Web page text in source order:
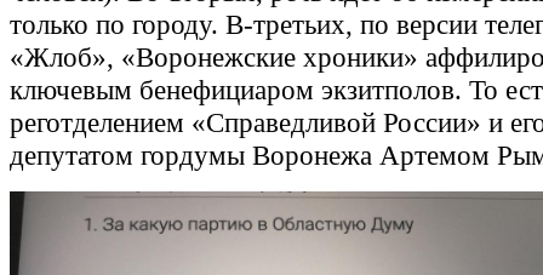
только по городу. В-третьих, по версии
«Жлоб», «Воронежские хроники»
ключевым бенефициаром экзитполов. То
реготделением «Справедливой России» и
депутатом гордумы Воронежа Артемом